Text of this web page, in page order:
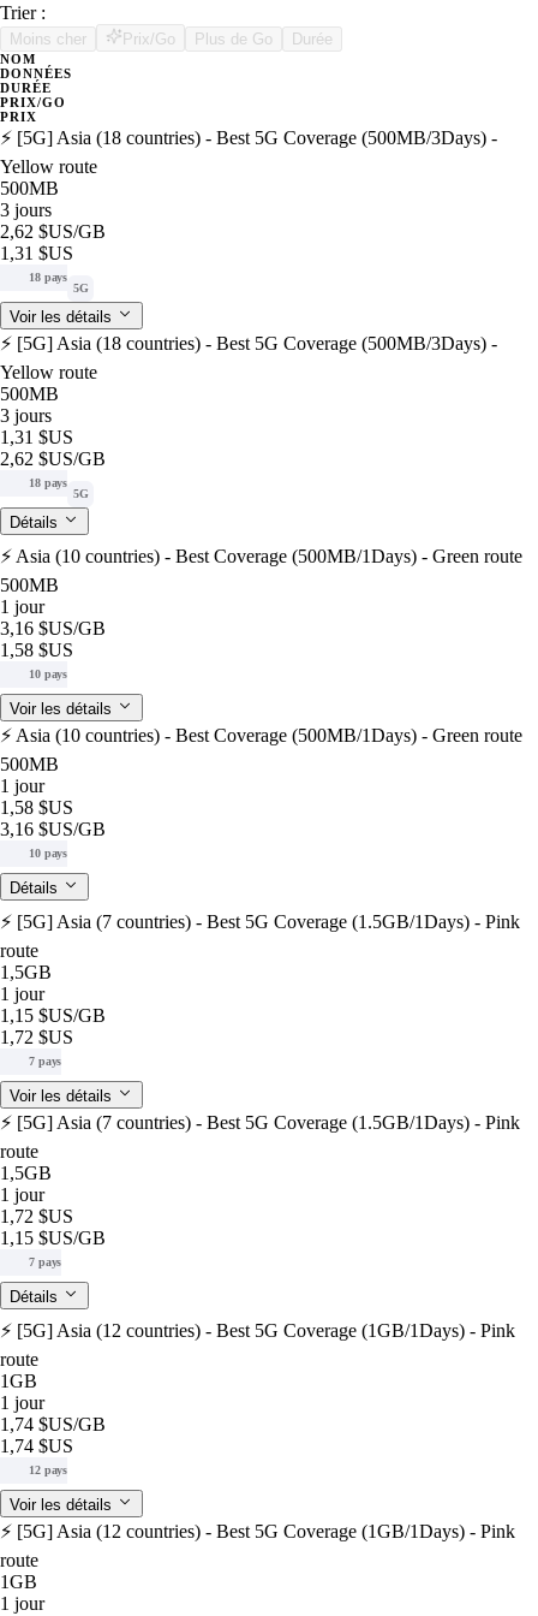
Trier :
Moins cher Prix/Go Plus de Go Durée
NOM
DONNÉES
DURÉE
PRIX/GO
PRIX
⚡️ [5G] Asia (18 countries) - Best 5G Coverage (500MB/3Days) -
Yellow route
500MB
3 jours
2,62 $US/GB
1,31 $US
18 pays
5G
Voir les détails
⚡️ [5G] Asia (18 countries) - Best 5G Coverage (500MB/3Days) -
Yellow route
500MB
3 jours
1,31 $US
2,62 $US/GB
18 pays
5G
Détails
⚡️ Asia (10 countries) - Best Coverage (500MB/1Days) - Green route
500MB
1 jour
3,16 $US/GB
1,58 $US
10 pays
Voir les détails
⚡️ Asia (10 countries) - Best Coverage (500MB/1Days) - Green route
500MB
1 jour
1,58 $US
3,16 $US/GB
10 pays
Détails
⚡️ [5G] Asia (7 countries) - Best 5G Coverage (1.5GB/1Days) - Pink
route
1,5GB
1 jour
1,15 $US/GB
1,72 $US
7 pays
Voir les détails
⚡️ [5G] Asia (7 countries) - Best 5G Coverage (1.5GB/1Days) - Pink
route
1,5GB
1 jour
1,72 $US
1,15 $US/GB
7 pays
Détails
⚡️ [5G] Asia (12 countries) - Best 5G Coverage (1GB/1Days) - Pink
route
1GB
1 jour
1,74 $US/GB
1,74 $US
12 pays
Voir les détails
⚡️ [5G] Asia (12 countries) - Best 5G Coverage (1GB/1Days) - Pink
route
1GB
1 jour